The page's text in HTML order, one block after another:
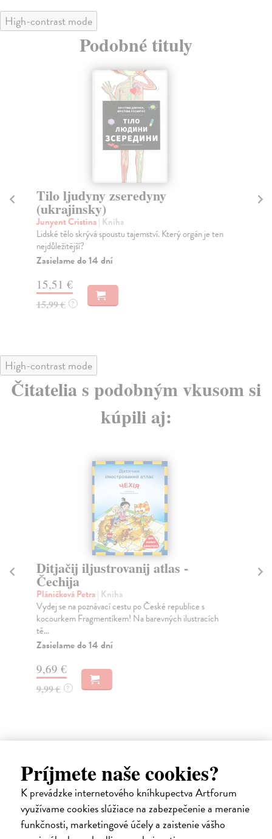
Príjmete naše cookies?
K prevádzke internetového kníhkupectva Artforum
využívame cookies slúžiace na zabezpečenie a meranie
funkčnosti, marketingové účely a zaistenie vášho
High-contrast mode
Podobné tituly
Tilo ljudyny zseredyny
(ukrajinsky)
Junyent Cristina| Kniha
Lidské tělo skrývá spoustu tajemství. Který orgán je ten
nejdůležitější?
Zasielame do 14 dní
15,51 €
15,99 € ?
High-contrast mode
Čitatelia s podobným vkusom si
kúpili aj:
Ditjačij iljustrovanij atlas -
Čechija
Pláničková Petra| Kniha
Vydej se na poznávací cestu po České republice s
kocourkem Fragmentíkem! Na barevných ilustracích
tě...
Zasielame do 14 dní
9,69 €
9,99 € ?
pre deti do 10 rokov